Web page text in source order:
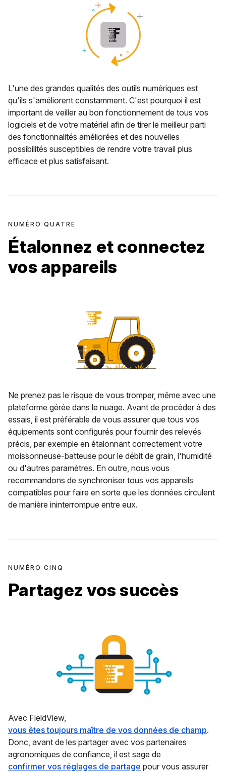
L'une des grandes qualités des outils numériques est
qu'ils s'améliorent constamment. C'est pourquoi il est
important de veiller au bon fonctionnement de tous vos
logiciels et de votre matériel afin de tirer le meilleur parti
des fonctionnalités améliorées et des nouvelles
possibilités susceptibles de rendre votre travail plus
efficace et plus satisfaisant.
NUMÉRO QUATRE
Étalonnez et connectez
vos appareils
Ne prenez pas le risque de vous tromper, même avec une
plateforme gérée dans le nuage. Avant de procéder à des
essais, il est préférable de vous assurer que tous vos
équipements sont configurés pour fournir des relevés
précis, par exemple en étalonnant correctement votre
moissonneuse-batteuse pour le débit de grain, l'humidité
ou d'autres paramètres. En outre, nous vous
recommandons de synchroniser tous vos appareils
compatibles pour faire en sorte que les données circulent
de manière ininterrompue entre eux.
NUMÉRO CINQ
Partagez vos succès
Avec FieldView,
vous êtes toujours maître de vos données de champ.
Donc, avant de les partager avec vos partenaires
agronomiques de confiance, il est sage de
confirmer vos réglages de partage pour vous assurer